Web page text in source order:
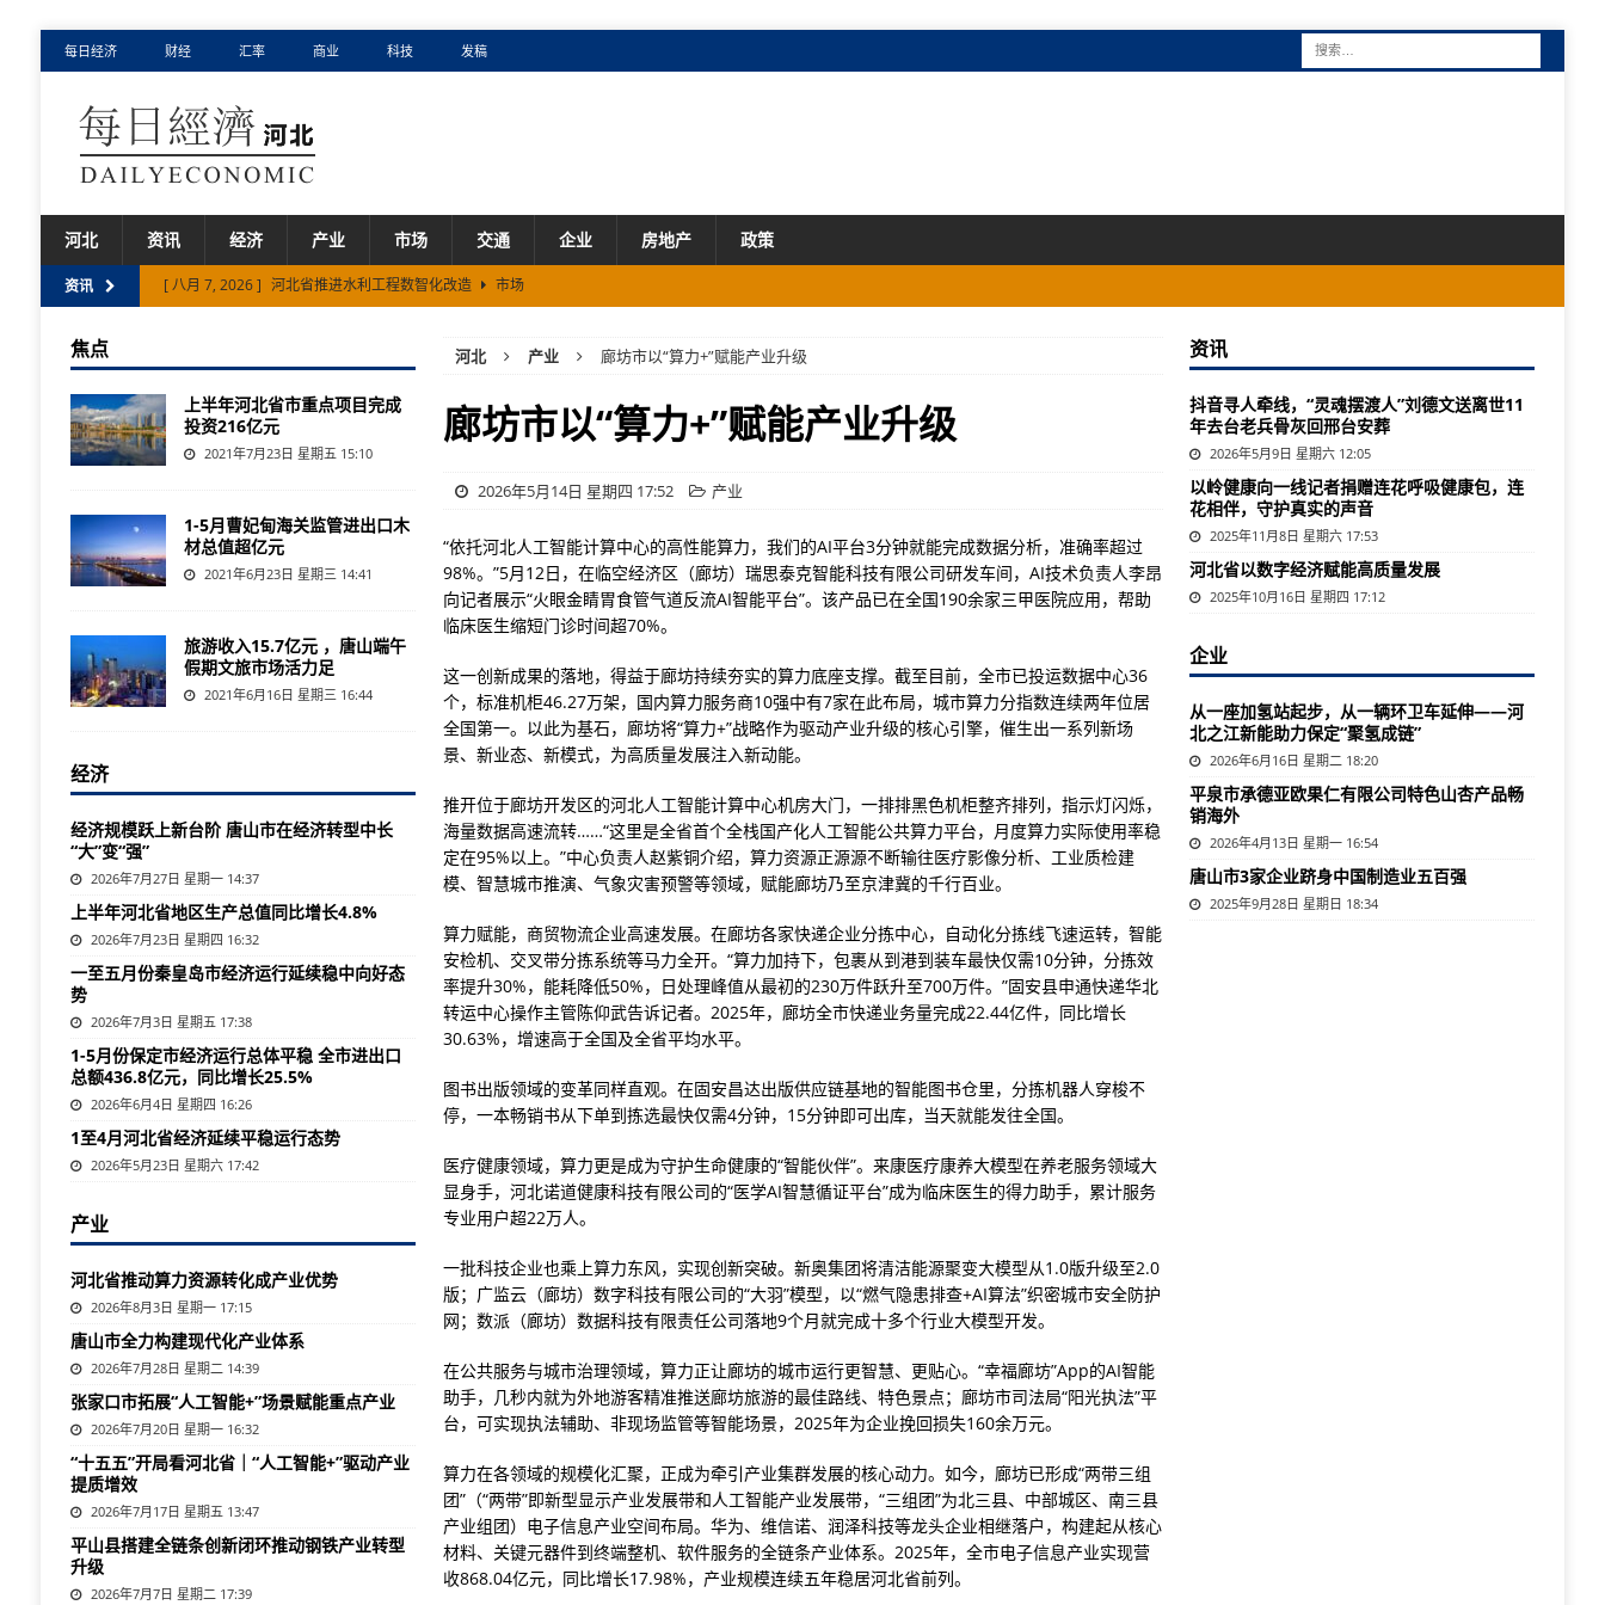
每日经济 财经 汇率 商业 科技 发稿
河北 资讯 经济 产业 市场 交通 企业 房地产 政策
资讯 [ 八月 7, 2026 ] 河北省推进水利工程数智化改造
市场
[ 八月 5, 2026 ] 张家口市“冷凉蔬菜”市场热度持续抬升
市场
[ 八月 7, 2026 ] 斩获全国二等奖！保定市创业项目赋能就业与产业新发展
市场
[ 八月 7, 2026 ] 上半年沧州市规上服务业实现营业收入超二百六十亿元 市场
河北 产业 廊坊市以“算力+”赋能产业升级
廊坊市以“算力+”赋能产业升级
2026年5月14日 星期四 17:52 产业
“依托河北人工智能计算中心的高性能算力，我们的AI平台3分钟就能完成数据分析，准确率超过
98%。”5月12日，在临空经济区（廊坊）瑞思泰克智能科技有限公司研发车间，AI技术负责人李昂
向记者展示“火眼金睛胃食管气道反流AI智能平台”。该产品已在全国190余家三甲医院应用，帮助
临床医生缩短门诊时间超70%。
这一创新成果的落地，得益于廊坊持续夯实的算力底座支撑。截至目前，全市已投运数据中心36
个，标准机柜46.27万架，国内算力服务商10强中有7家在此布局，城市算力分指数连续两年位居
全国第一。以此为基石，廊坊将“算力+”战略作为驱动产业升级的核心引擎，催生出一系列新场
景、新业态、新模式，为高质量发展注入新动能。
推开位于廊坊开发区的河北人工智能计算中心机房大门，一排排黑色机柜整齐排列，指示灯闪烁，
海量数据高速流转……“这里是全省首个全栈国产化人工智能公共算力平台，月度算力实际使用率稳
定在95%以上。”中心负责人赵紫铜介绍，算力资源正源源不断输往医疗影像分析、工业质检建
模、智慧城市推演、气象灾害预警等领域，赋能廊坊乃至京津冀的千行百业。
算力赋能，商贸物流企业高速发展。在廊坊各家快递企业分拣中心，自动化分拣线飞速运转，智能
安检机、交叉带分拣系统等马力全开。“算力加持下，包裹从到港到装车最快仅需10分钟，分拣效
率提升30%，能耗降低50%，日处理峰值从最初的230万件跃升至700万件。”固安县申通快递华北
转运中心操作主管陈仰武告诉记者。2025年，廊坊全市快递业务量完成22.44亿件，同比增长
30.63%，增速高于全国及全省平均水平。
图书出版领域的变革同样直观。在固安昌达出版供应链基地的智能图书仓里，分拣机器人穿梭不
停，一本畅销书从下单到拣选最快仅需4分钟，15分钟即可出库，当天就能发往全国。
医疗健康领域，算力更是成为守护生命健康的“智能伙伴”。来康医疗康养大模型在养老服务领域大
显身手，河北诺道健康科技有限公司的“医学AI智慧循证平台”成为临床医生的得力助手，累计服务
专业用户超22万人。
一批科技企业也乘上算力东风，实现创新突破。新奥集团将清洁能源聚变大模型从1.0版升级至2.0
版；广监云（廊坊）数字科技有限公司的“大羽”模型，以“燃气隐患排查+AI算法”织密城市安全防护
网；数派（廊坊）数据科技有限责任公司落地9个月就完成十多个行业大模型开发。
在公共服务与城市治理领域，算力正让廊坊的城市运行更智慧、更贴心。“幸福廊坊”App的AI智能
助手，几秒内就为外地游客精准推送廊坊旅游的最佳路线、特色景点；廊坊市司法局“阳光执法”平
台，可实现执法辅助、非现场监管等智能场景，2025年为企业挽回损失160余万元。
算力在各领域的规模化汇聚，正成为牵引产业集群发展的核心动力。如今，廊坊已形成“两带三组
团”（“两带”即新型显示产业发展带和人工智能产业发展带，“三组团”为北三县、中部城区、南三县
产业组团）电子信息产业空间布局。华为、维信诺、润泽科技等龙头企业相继落户，构建起从核心
材料、关键元器件到终端整机、软件服务的全链条产业体系。2025年，全市电子信息产业实现营
收868.04亿元，同比增长17.98%，产业规模连续五年稳居河北省前列。
焦点
上半年河北省市重点项目完成
投资216亿元
2021年7月23日 星期五 15:10
1-5月曹妃甸海关监管进出口木
材总值超亿元
2021年6月23日 星期三 14:41
旅游收入15.7亿元 ，唐山端午
假期文旅市场活力足
2021年6月16日 星期三 16:44
经济
经济规模跃上新台阶 唐山市在经济转型中长
“大”变“强”
2026年7月27日 星期一 14:37
上半年河北省地区生产总值同比增长4.8%
2026年7月23日 星期四 16:32
一至五月份秦皇岛市经济运行延续稳中向好态
势
2026年7月3日 星期五 17:38
1-5月份保定市经济运行总体平稳 全市进出口
总额436.8亿元，同比增长25.5%
2026年6月4日 星期四 16:26
1至4月河北省经济延续平稳运行态势
2026年5月23日 星期六 17:42
产业
河北省推动算力资源转化成产业优势
2026年8月3日 星期一 17:15
唐山市全力构建现代化产业体系
2026年7月28日 星期二 14:39
张家口市拓展“人工智能+”场景赋能重点产业
2026年7月20日 星期一 16:32
“十五五”开局看河北省｜“人工智能+”驱动产业
提质增效
2026年7月17日 星期五 13:47
平山县搭建全链条创新闭环推动钢铁产业转型
升级
2026年7月7日 星期二 17:39
资讯
抖音寻人牵线，“灵魂摆渡人”刘德文送离世11
年去台老兵骨灰回邢台安葬
2026年5月9日 星期六 12:05
以岭健康向一线记者捐赠连花呼吸健康包，连
花相伴，守护真实的声音
2025年11月8日 星期六 17:53
河北省以数字经济赋能高质量发展
2025年10月16日 星期四 17:12
企业
从一座加氢站起步，从一辆环卫车延伸——河
北之江新能助力保定“聚氢成链”
2026年6月16日 星期二 18:20
平泉市承德亚欧果仁有限公司特色山杏产品畅
销海外
2026年4月13日 星期一 16:54
唐山市3家企业跻身中国制造业五百强
2025年9月28日 星期日 18:34